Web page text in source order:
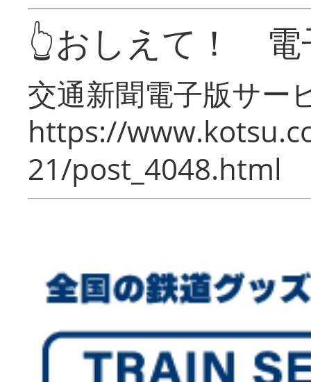
👆おしえて！ 電
交通新聞電子版サー
https://
21/post_4048.html